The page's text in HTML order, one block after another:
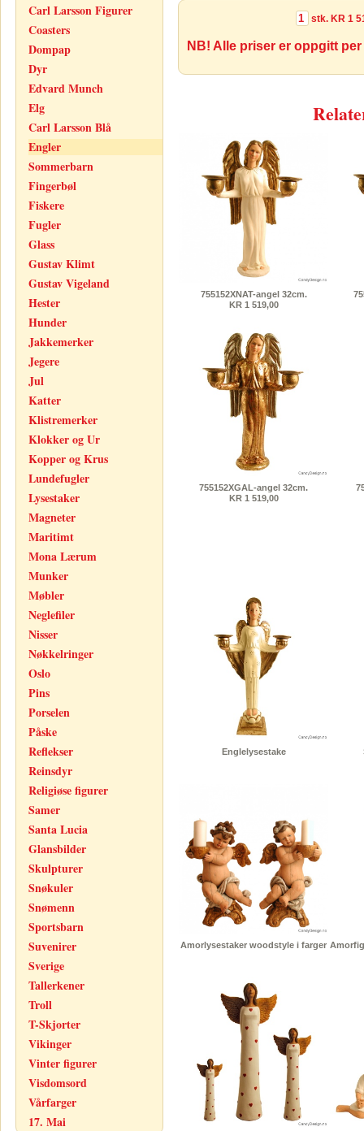
Carl Larsson Figurer
Coasters
Dompap
Dyr
Edvard Munch
Elg
Carl Larsson Blå
Engler
Sommerbarn
Fingerbøl
Fiskere
Fugler
Glass
Gustav Klimt
Gustav Vigeland
Hester
Hunder
Jakkemerker
Jegere
Jul
Katter
Klistremerker
Klokker og Ur
Kopper og Krus
Lundefugler
Lysestaker
Magneter
Maritimt
Mona Lærum
Munker
Møbler
Neglefiler
Nisser
Nøkkelringer
Oslo
Pins
Porselen
Påske
Reflekser
Reinsdyr
Religiøse figurer
Samer
Santa Lucia
Glansbilder
Skulpturer
Snøkuler
Snømenn
Sportsbarn
Suvenirer
Sverige
Tallerkener
Troll
T-Skjorter
Vikinger
Vinter figurer
Visdomsord
Vårfarger
17. Mai
stk. KR 1
NB! Alle priser er oppgitt
755152XNAT-angel 32cm.
KR 1 519,00
755152XGAL-angel 32cm.
KR 1 519,00
Englelysestake
Amorlysestaker woodstyle i farger